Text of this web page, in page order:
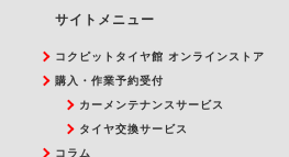
サイトメニュー
コクピットタイヤ館 オンラインストア
購入・作業予約受付
カーメンテナンスサービス
タイヤ交換サービス
コラム